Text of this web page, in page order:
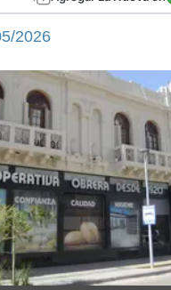
campo
Economía y
Con el
Espacio
tiempo
Sociedad
Tecnología
Turismo
Salud
Es viral
2026